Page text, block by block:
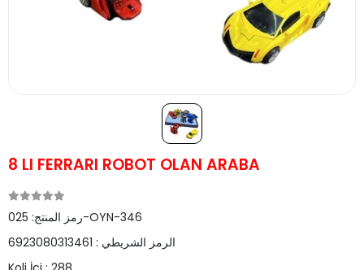
8 LI FERRARI ROBOT OLAN ARABA
رمز المنتج:025-OYN-346
الرمز الشريطي : 6923080313461